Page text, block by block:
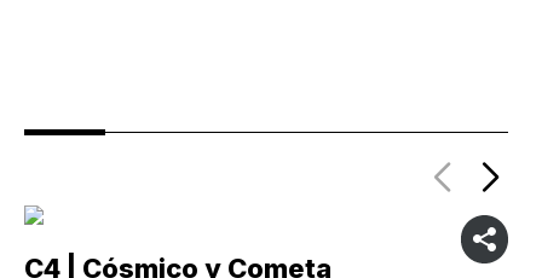
C4 | Cósmico y Cometa